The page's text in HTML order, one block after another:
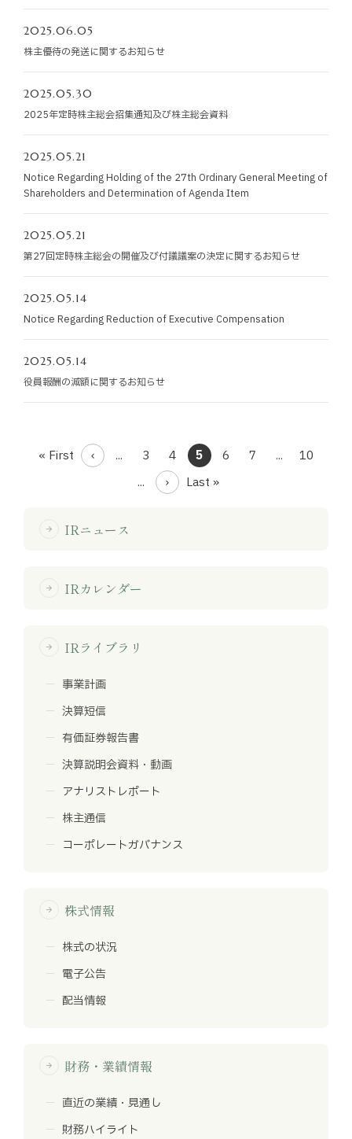
お問い合わせ
2025.06.05
株主優待の発送に関するお知らせ
2025.05.30
2025年定時株主総会招集通知及び株主総会資料
2025.05.21
Notice Regarding Holding of the 27th Ordinary General Meeting of
Shareholders and Determination of Agenda Item
2025.05.21
第27回定時株主総会の開催及び付議議案の決定に関するお知らせ
2025.05.14
Notice Regarding Reduction of Executive Compensation
2025.05.14
役員報酬の減額に関するお知らせ
« First ... 3 4 5 6 7 ...
10
...
Last »
arrow_forward IRニュース
arrow_forward IRカレンダー
arrow_forward IRライブラリ
事業計画
決算短信
有価証券報告書
決算説明会資料・動画
アナリストレポート
株主通信
コーポレートガバナンス
arrow_forward 株式情報
株式の状況
電子公告
配当情報
arrow_forward 財務・業績情報
直近の業績・見通し
財務ハイライト